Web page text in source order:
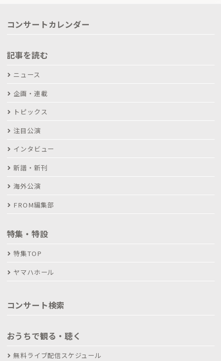
コンサートカレンダー
記事を読む
ニュース
企画・連載
トピックス
注目公演
インタビュー
新譜・新刊
海外公演
FROM編集部
特集・特設
特集TOP
ヤマハホール
コンサート検索
おうちで観る・聴く
無料ライブ配信スケジュール